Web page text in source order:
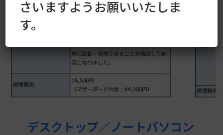
デスクトップ／ノートパソコン
さいますようお願いいたしま
す。